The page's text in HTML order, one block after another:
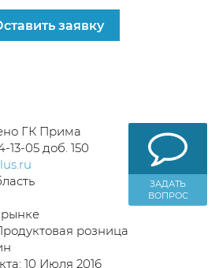
заявку
ЗАДАТЬ
ВОПРОС
ГК Прима
13-05 доб. 150
розница
10 Июля 2016